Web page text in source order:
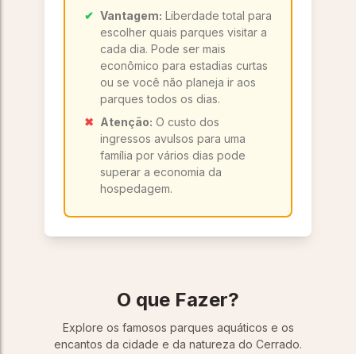
✔ Vantagem: Liberdade total para
escolher quais parques visitar a
cada dia. Pode ser mais
econômico para estadias curtas
ou se você não planeja ir aos
parques todos os dias.
✖ Atenção: O custo dos
ingressos avulsos para uma
família por vários dias pode
superar a economia da
hospedagem.
O que Fazer?
Explore os famosos parques aquáticos e os
encantos da cidade e da natureza do Cerrado.